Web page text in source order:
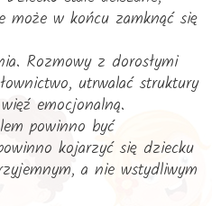
może w końcu zamknąć się
Rozmowy z dorosłymi
utrwalać struktury
emocjonalną.
powinno być
kojarzyć się dziecku
a nie wstydliwym